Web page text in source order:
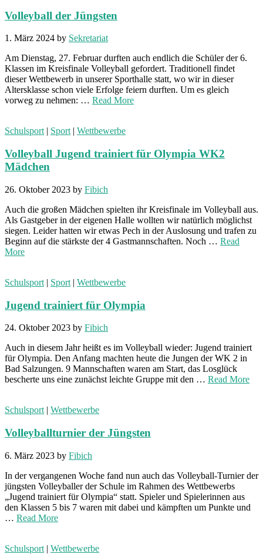
Volleyball der Jüngsten
1. März 2024 by Sekretariat
Am Dienstag, 27. Februar durften auch endlich die Schüler der 6.
Klassen im Kreisfinale Volleyball gefordert. Traditionell findet
dieser Wettbewerb in unserer Sporthalle statt, wo wir in dieser
Altersklasse schon viele Erfolge feiern durften. Um es gleich
vorweg zu nehmen: … Read More
Schulsport| Sport| Wettbewerbe
Volleyball Jugend trainiert für Olympia WK2
Mädchen
26. Oktober 2023 by Fibich
Auch die großen Mädchen spielten ihr Kreisfinale im Volleyball aus.
Als Gastgeber in der eigenen Halle wollten wir natürlich möglichst
siegen. Leider hatten wir etwas Pech in der Auslosung und trafen zu
Beginn auf die stärkste der 4 Gastmannschaften. Noch … Read
More
Schulsport | Sport | Wettbewerbe
Jugend trainiert für Olympia
24. Oktober 2023 by Fibich
Auch in diesem Jahr heißt es im Volleyball wieder: Jugend trainiert
für Olympia. Den Anfang machten heute die Jungen der WK 2 in
Bad Salzungen. 9 Mannschaften waren am Start, das Losglück
bescherte uns eine zunächst leichte Gruppe mit den … Read More
Schulsport | Wettbewerbe
Volleyballturnier der Jüngsten
6. März 2023 by Fibich
In der vergangenen Woche fand nun auch das Volleyball-Turnier der
jüngsten Volleyballer der Schule im Rahmen des Wettbewerbs
„Jugend trainiert für Olympia“ statt. Spieler und Spielerinnen aus
den Klassen 5 bis 7 waren mit dabei und kämpften um Punkte und
… Read More
Schulsport | Wettbewerbe